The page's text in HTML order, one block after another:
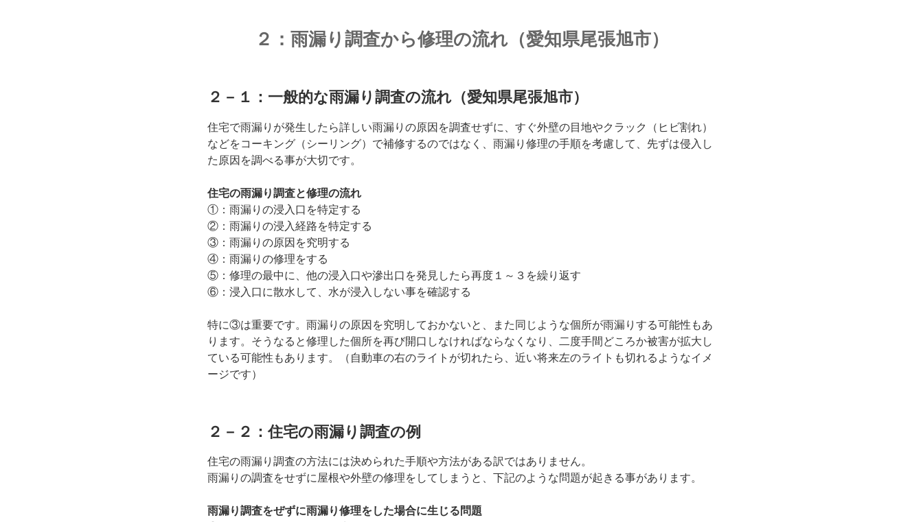
２：雨漏り調査から修理の流れ（愛知県尾張旭市）
２－１：一般的な雨漏り調査の流れ（愛知県尾張旭市）
住宅で雨漏りが発生したら詳しい雨漏りの原因を調査せずに、すぐ外壁の目地やクラック（ヒビ割れ）
などをコーキング（シーリング）で補修するのではなく、雨漏り修理の手順を考慮して、先ずは侵入し
た原因を調べる事が大切です。
住宅の雨漏り調査と修理の流れ
①：雨漏りの浸入口を特定する
②：雨漏りの浸入経路を特定する
③：雨漏りの原因を究明する
④：雨漏りの修理をする
⑤：修理の最中に、他の浸入口や滲出口を発見したら再度１～３を繰り返す
⑥：浸入口に散水して、水が浸入しない事を確認する
特に③は重要です。雨漏りの原因を究明しておかないと、また同じような個所が雨漏りする可能性もあ
ります。そうなると修理した個所を再び開口しなければならなくなり、二度手間どころか被害が拡大し
ている可能性もあります。（自動車の右のライトが切れたら、近い将来左のライトも切れるようなイメ
ージです）
２－２：住宅の雨漏り調査の例
住宅の雨漏り調査の方法には決められた手順や方法がある訳ではありません。
雨漏りの調査をせずに屋根や外壁の修理をしてしまうと、下記のような問題が起きる事があります。
雨漏り調査をぜずに雨漏り修理をした場合に生じる問題